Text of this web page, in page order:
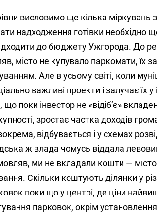
висловимо ще кілька міркувань
надходження готівки необхідно
до бюджету Ужгорода. До
місто не купувало паркомати, їх
Але в усьому світі, коли
важливі проекти і залучає їх у
поки інвестор не «відіб’є»
зростає частка доходів
відбувається і у схемах
ж влада чомусь віддала
мовляв, ми не вкладали кошти —
Скільки коштують ділянки у
поки що у центрі, де ціни
парковок, окрім